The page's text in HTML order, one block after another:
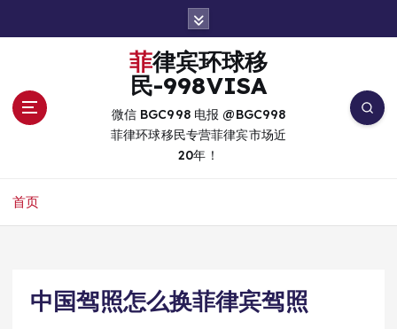
菲律宾环球移
民-998VISA
微信 BGC998 电报 @BGC998
菲律环球移民专营菲律宾市场近
20年！
首页
中国驾照怎么换菲律宾驾照